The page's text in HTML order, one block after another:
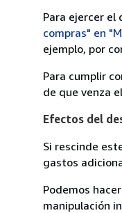
Para ejercer
compras" en
ejemplo, por
Para cumplir
de que venza
Efectos del
Si rescinde
gastos
Podemos
manipulación